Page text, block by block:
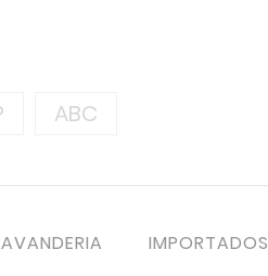
ABC
IMPORTADOS